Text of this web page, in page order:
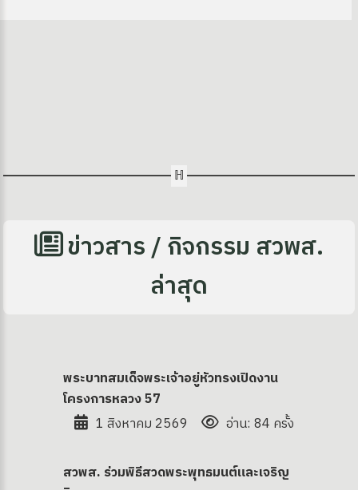
ข่าวสาร / กิจกรรม สวพส.
ล่าสุด
พระบาทสมเด็จพระเจ้าอยู่หัวทรงเปิดงาน
โครงการหลวง 57
1 สิงหาคม 2569
อ่าน: 84 ครั้ง
สวพส. ร่วมพิธีสวดพระพุทธมนต์และเจริญ